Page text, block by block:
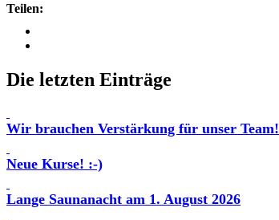
Teilen:
Die letzten Einträge
Wir brauchen Verstärkung für unser Team!
Neue Kurse! :-)
Lange Saunanacht am 1. August 2026